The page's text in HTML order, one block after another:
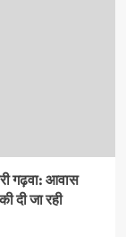
गढ़वा: आवास
दी जा रही